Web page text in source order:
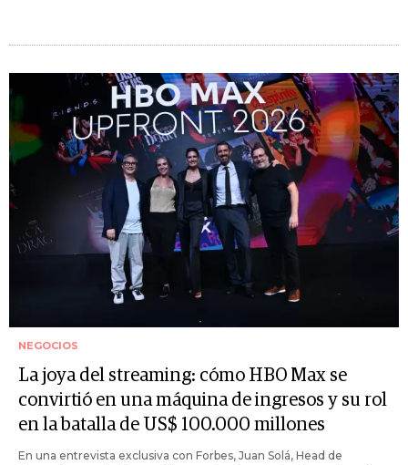
NEGOCIOS
La joya del streaming: cómo HBO Max se
convirtió en una máquina de ingresos y su rol
en la batalla de US$ 100.000 millones
En una entrevista exclusiva con Forbes, Juan Solá, Head de